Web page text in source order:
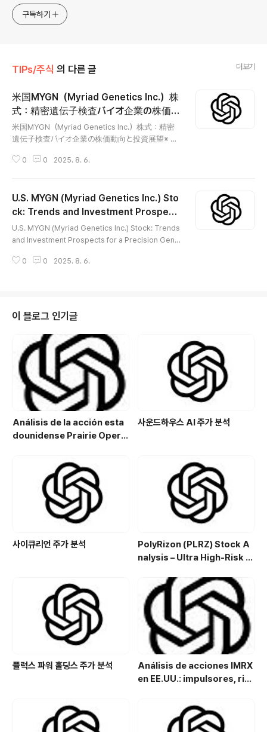
아닙니다. * ChatGPT 와 경제, 금융, 상식 등 다양한 정보를
연구 합니다. * 한국/미국의 상승 주식을 집중 탐구 하여 작성
구독하기
TIPs/주식 의 다른 글 더보기
米国MYGN（Myriad Genetics Inc.）株
式：精密遺伝子検査バイオ企業の株価動
向と投資展望
米国MYGN（Myriad Genetics Inc.）株式：精密
遺伝子検査バイオ企業の株価動向と投資展望※ My
る個別化医療および精密診断分野のリーダーであ
る幅広い分子診断サービスを提供しており、精密
医療市場の成長とともに高度な技術力が高く評価
ター全体の変動性、競争激化、規制環境の変化な
どを背景に、株価も大きく変動しています。本記
事では、MYGNの事業構造や強み、株価の上昇・
立..
0 0 2025. 8. 6.
U.S. MYGN (Myriad Genetics Inc.) Sto
ck: Trends and Investment Prospect
s for a Precision Genetic Testing Bio
tech Company
U.S. MYGN (Myriad Genetics Inc.) Stock: Trends
and Investment Prospects for a Precision Gene
Inc. (MYGN) is a U.S.-based leader in personaliz
ncer, genetic disorders, and drug response pre
diction, earning recognitio..
0 0 2025. 8. 6.
이 블로그 인기글
Análisis de la acción esta
dounidense Prairie Opera
de crecimiento y estrategi
a de inversión en el sector
energético
사운드하우스 AI 주가 분석
사이큐리언 주가 분석
PolyRizon (PLRZ) Stock A
nalysis – Ultra High-Risk N
with Allergy, Virus & Nalox
one Platform Potential
플럭스 파워 홀딩스 주가 분석
Análisis de acciones IMRX
en EE.UU.: impulsores, rie